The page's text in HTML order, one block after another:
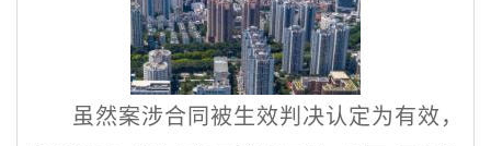
虽然案涉合同被生效判决认定为有效，